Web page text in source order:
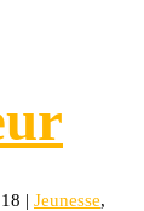
| Jeunesse,